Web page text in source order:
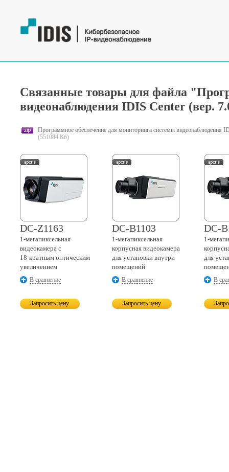
Связанные товары для файла
видеонаблюдения IDIS Center (вер.
Программное обеспечение для мониторинга системы видеонаблюдения
(551084 Кб)
DC-Z1163
1-мегапиксельная
видеокамера с
18-кратным оптическим
увеличением
В сравнение
Запросить цену
DC-B1103
1-мегапиксельная
корпусная видеокамера
для установки внутри
помещений
В сравнение
Запросить цену
DC-
1-
для
В